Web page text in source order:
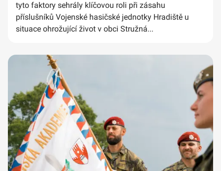
tyto faktory sehrály klíčovou roli při zásahu
příslušníků Vojenské hasičské jednotky Hradiště u
situace ohrožující život v obci Stružná...